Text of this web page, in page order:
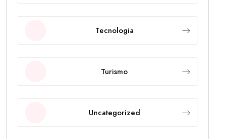
Tecnologia
Turismo
Uncategorized